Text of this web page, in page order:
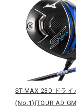
インナー
寝具／ミ
アウトド
ST-MAX 230 ドライ
(No.1)(TOUR AD